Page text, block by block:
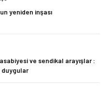
yeniden inşası
asabiyesi ve sendikal arayışlar :
duygular